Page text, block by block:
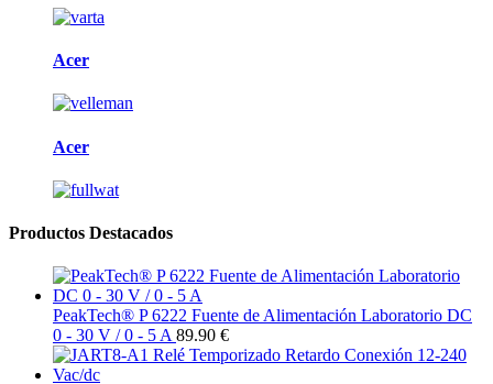
Acer
Acer
Productos Destacados
PeakTech® P 6222 Fuente de Alimentación Laboratorio DC
0 - 30 V / 0 - 5 A 89.90 €